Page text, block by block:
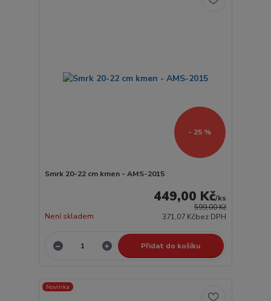
- 25 %
Smrk 20-22 cm kmen - AMS-2015
599,00 Kč
449,00 Kč/ks
371,07 Kčbez DPH
Není skladem
Přidat do košíku
Novinka